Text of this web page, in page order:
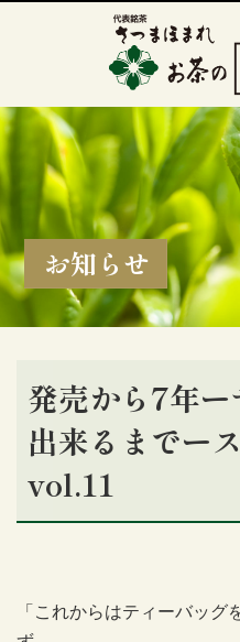
お知らせ
発売から7年
出来るまでー
vol.11
「これからはティーバッ